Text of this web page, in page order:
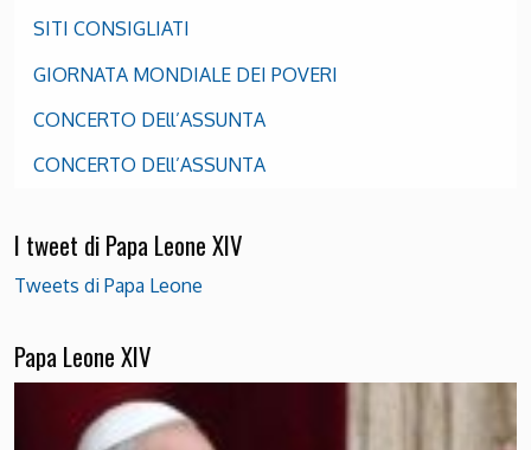
SITI CONSIGLIATI
GIORNATA MONDIALE DEI POVERI
CONCERTO DEll’ASSUNTA
CONCERTO DEll’ASSUNTA
I tweet di Papa Leone XIV
Tweets di Papa Leone
Papa Leone XIV